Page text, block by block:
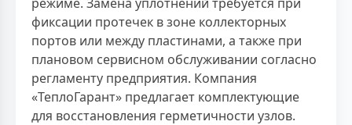
фиксации протечек в зоне коллекторных
портов или между пластинами, а также при
плановом сервисном обслуживании согласно
регламенту предприятия. Компания
«ТеплоГарант» предлагает комплектующие
для восстановления герметичности узлов.